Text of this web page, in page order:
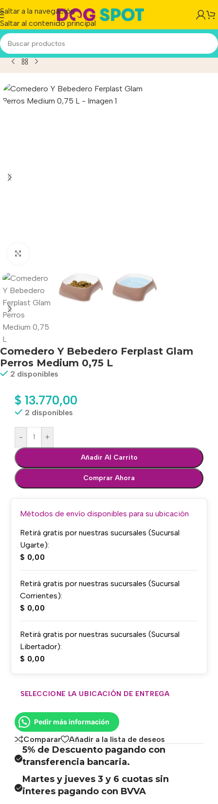
Saltar a la navegación
Saltar al contenido principal
Y Bebedero Ferplast Glam Perros Medium 0,75 L
Comedero Y Bebedero Ferplast Glam
Perros Medium 0,75 L
2 disponibles
$ 13.770,00
2 disponibles
- +
Añadir Al Carrito
Comprar Ahora
Métodos de envío disponibles para su ubicación
Retirá gratis por nuestras sucursales (Sucursal
Ugarte):
$ 0,00
Retirá gratis por nuestras sucursales (Sucursal
Corrientes):
$ 0,00
Retirá gratis por nuestras sucursales (Sucursal
Libertador):
$ 0,00
SELECCIONE LA UBICACIÓN DE ENTREGA
Pedir más información
Comparar Añadir a la lista de deseos
5% de Descuento pagando con
transferencia bancaria.
Martes y jueves 3 y 6 cuotas sin
interes pagando con BVVA